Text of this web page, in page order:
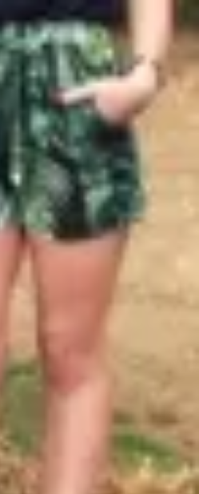
pour seulement 2€ !
!
À PROPOS
pour baiser...
4 855 vues